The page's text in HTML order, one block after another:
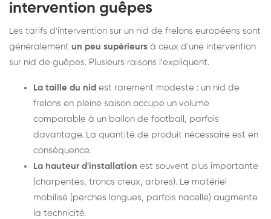
intervention guêpes
Les tarifs d'intervention sur un nid de frelons européens sont
généralement un peu supérieurs à ceux d'une intervention
sur nid de guêpes. Plusieurs raisons l'expliquent.
La taille du nid est rarement modeste : un nid de
frelons en pleine saison occupe un volume
comparable à un ballon de football, parfois
davantage. La quantité de produit nécessaire est en
conséquence.
La hauteur d'installation est souvent plus importante
(charpentes, troncs creux, arbres). Le matériel
mobilisé (perches longues, parfois nacelle) augmente
la technicité.